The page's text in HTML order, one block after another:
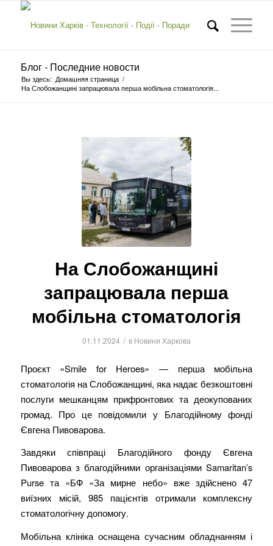
Блог - Последние новости
Вы здесь: Домашняя страница /
На Слобожанщині запрацювала перша мобільна стоматологія...
На Слобожанщині
запрацювала перша
мобільна стоматологія
01.11.2024 / в Новини Харкова
Проєкт «Smile for Heroes» — перша мобільна
стоматологія на Слобожанщині, яка надає безкоштовні
послуги мешканцям прифронтових та деокупованих
громад. Про це повідомили у Благодійному фонді
Євгена Пивоварова.
Завдяки співпраці Благодійного фонду Євгена
Пивоварова з благодійними організаціями Samaritan’s
Purse та «БФ «За мирне небо» вже здійснено 47
виїзних місій, 985 пацієнтів отримали комплексну
стоматологічну допомогу.
Мобільна клініка оснащена сучасним обладнанням і